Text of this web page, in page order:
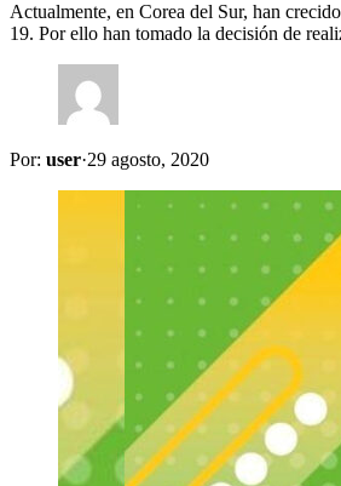
Actualmente, en Corea del Sur, han
19. Por ello han tomado la decisión de
Por: user·29 agosto, 2020